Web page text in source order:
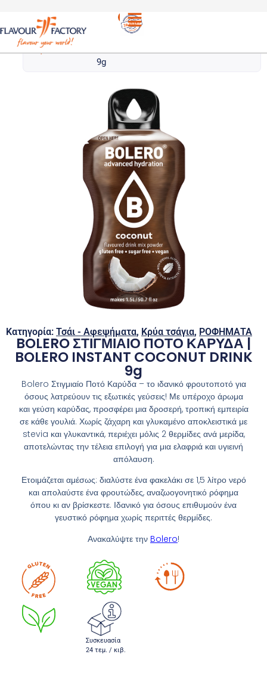
Τσάι -
Αφεψήματα
BOLERO ΣΤΙΓΜΙΑΙΟ ΠΟΤΟ ΚΑΡΥΔΑ |
9g
Κατηγορία: Τσάι - Αφεψήματα, Κρύα τσάγια, ΡΟΦΗΜΑΤΑ
BOLERO ΣΤΙΓΜΙΑΙΟ ΠΟΤΟ ΚΑΡΥΔΑ |
BOLERO INSTANT COCONUT DRINK
9g
Bolero Στιγμιαίο Ποτό Καρύδα – το ιδανικό φρουτοποτό για
όσους λατρεύουν τις εξωτικές γεύσεις! Με υπέροχο άρωμα
και γεύση καρύδας, προσφέρει μια δροσερή, τροπική εμπειρία
σε κάθε γουλιά. Χωρίς ζάχαρη και γλυκαμένο αποκλειστικά με
stevia και γλυκαντικά, περιέχει μόλις 2 θερμίδες ανά μερίδα,
αποτελώντας την τέλεια επιλογή για μια ελαφριά και υγιεινή
απόλαυση.
Ετοιμάζεται αμέσως: διαλύστε ένα φακελάκι σε 1,5 λίτρο νερό
και απολαύστε ένα φρουτώδες, αναζωογονητικό ρόφημα
όπου κι αν βρίσκεστε. Ιδανικό για όσους επιθυμούν ένα
γευστικό ρόφημα χωρίς περιττές θερμίδες.
Ανακαλύψτε την Bolero!
Συσκευασία
24 τεμ. / κιβ.